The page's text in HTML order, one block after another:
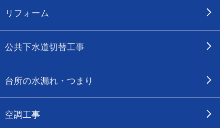
リフォーム
公共下水道切替工事
台所の水漏れ・つまり
空調工事